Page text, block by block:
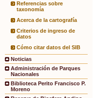
Referencias sobre
taxonomía
Acerca de la cartografía
Criterios de ingreso de
datos
Cómo citar datos del SIB
Noticias
Administración de Parques
Nacionales
Biblioteca Perito Francisco P.
Moreno